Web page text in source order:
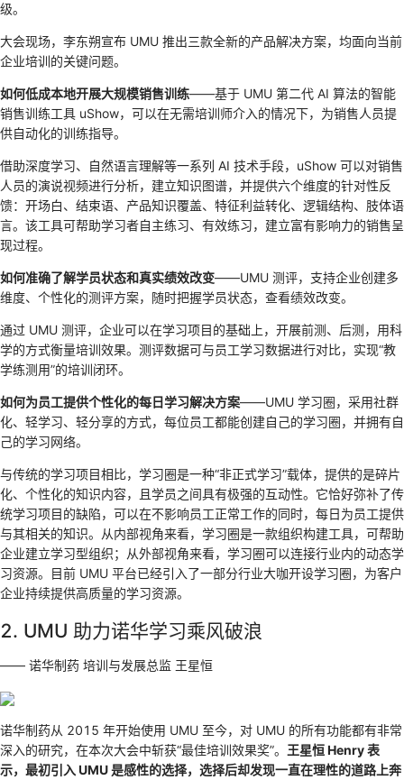
级。
大会现场，李东朔宣布 UMU 推出三款全新的产品解决方案，均面向当前
企业培训的关键问题。
如何低成本地开展大规模销售训练——基于 UMU 第二代 AI 算法的智能
销售训练工具 uShow，可以在无需培训师介入的情况下，为销售人员提
供自动化的训练指导。
借助深度学习、自然语言理解等一系列 AI 技术手段，uShow 可以对销售
人员的演说视频进行分析，建立知识图谱，并提供六个维度的针对性反
馈：开场白、结束语、产品知识覆盖、特征利益转化、逻辑结构、肢体语
言。该工具可帮助学习者自主练习、有效练习，建立富有影响力的销售呈
现过程。
如何准确了解学员状态和真实绩效改变——UMU 测评，支持企业创建多
维度、个性化的测评方案，随时把握学员状态，查看绩效改变。
通过 UMU 测评，企业可以在学习项目的基础上，开展前测、后测，用科
学的方式衡量培训效果。测评数据可与员工学习数据进行对比，实现“教
学练测用”的培训闭环。
如何为员工提供个性化的每日学习解决方案——UMU 学习圈，采用社群
化、轻学习、轻分享的方式，每位员工都能创建自己的学习圈，并拥有自
己的学习网络。
与传统的学习项目相比，学习圈是一种“非正式学习”载体，提供的是碎片
化、个性化的知识内容，且学员之间具有极强的互动性。它恰好弥补了传
统学习项目的缺陷，可以在不影响员工正常工作的同时，每日为员工提供
与其相关的知识。从内部视角来看，学习圈是一款组织构建工具，可帮助
企业建立学习型组织；从外部视角来看，学习圈可以连接行业内的动态学
习资源。目前 UMU 平台已经引入了一部分行业大咖开设学习圈，为客户
企业持续提供高质量的学习资源。
2. UMU 助力诺华学习乘风破浪
—— 诺华制药 培训与发展总监 王星恒
诺华制药从 2015 年开始使用 UMU 至今，对 UMU 的所有功能都有非常
深入的研究，在本次大会中斩获“最佳培训效果奖”。 王星恒 Henry 表
示，最初引入 UMU 是感性的选择，选择后却发现一直在理性的道路上奔